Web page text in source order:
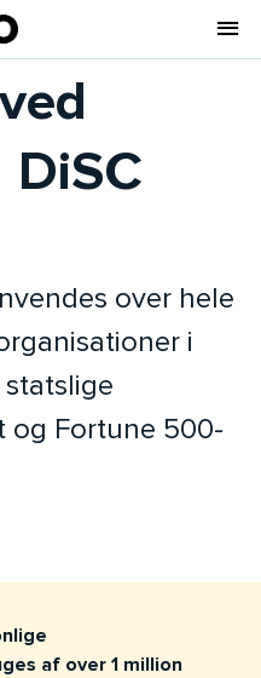
over hele
i
og Fortune 500-
af over 1 million